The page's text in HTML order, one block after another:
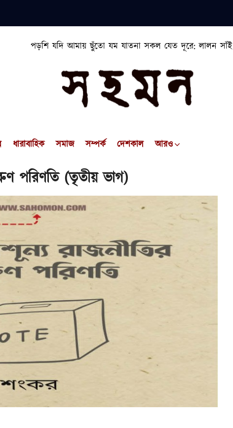
পড়শি যদি আমায় ছুঁতো যম যাতনা সকল যেত দূরে: লালন সাঁই
ধারাবাহিক সমাজ সম্পর্ক দেশকাল আরও
পরিণতি (তৃতীয় ভাগ)